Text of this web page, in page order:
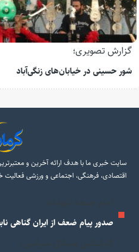
گزارش تصویری؛
شور حسینی در خیابان‌های زنگی‌آباد
سایت خبری ما با هدف ارائه آخرین و
اقتصادی، فرهنگی، اجتماعی و ورزشی فعالیت
صدور پیام ضعف از ایران گناهی